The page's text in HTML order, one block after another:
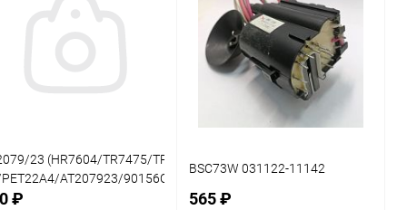
2401204095/32335/32336/32339/400112/401483/40400R/
23 (HR7604/TR7475/TR7443/TR180/4104AD/RO266/PET22-A5/
AT207923/90156C/312813831084/312813831083/
₽
BSC73W 031122-11142
565 ₽